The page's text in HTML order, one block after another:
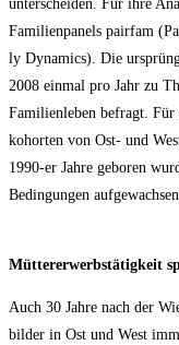
unter­schei­den. Für ihre
Fami­li­en­pa­nels pair­fam
ly Dyna­mics). Die
2008 ein­mal pro Jahr zu
Fami­li­en­le­ben befragt.
ko­hor­ten von Ost- und
1990-er Jah­re gebo­ren
Bedin­gun­gen
Müt­ter­er­werbs­tä­tig­keit
Auch 30 Jah­re nach der
bil­der in Ost und West